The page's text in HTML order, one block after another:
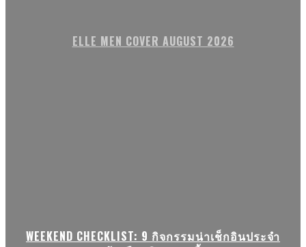
ELLE MEN COVER AUGUST 2026
WEEKEND CHECKLIST: 9 กิจกรรมน่าเช็กอินประจำ